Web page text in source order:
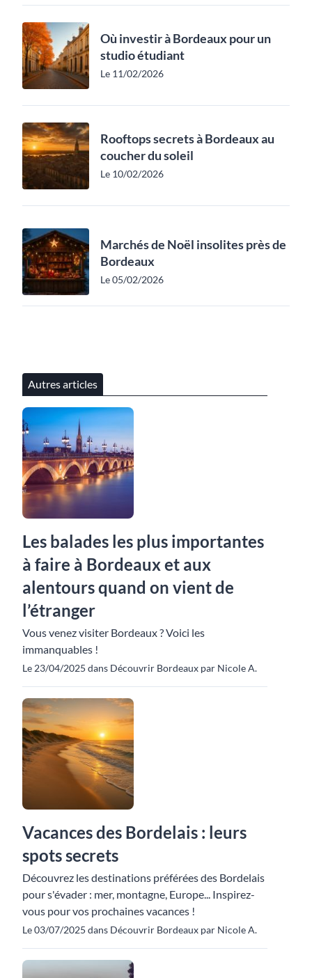
Où investir à Bordeaux pour un
studio étudiant
Le 11/02/2026
Rooftops secrets à Bordeaux au
coucher du soleil
Le 10/02/2026
Marchés de Noël insolites près de
Bordeaux
Le 05/02/2026
Autres articles
Les balades les plus importantes
à faire à Bordeaux et aux
alentours quand on vient de
l’étranger
Vous venez visiter Bordeaux ? Voici les
immanquables !
Le 23/04/2025 dans Découvrir Bordeaux par Nicole A.
Vacances des Bordelais : leurs
spots secrets
Découvrez les destinations préférées des Bordelais
pour s'évader : mer, montagne, Europe... Inspirez-
vous pour vos prochaines vacances !
Le 03/07/2025 dans Découvrir Bordeaux par Nicole A.